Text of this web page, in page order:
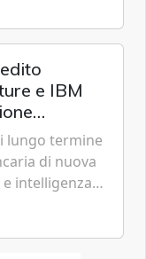
e IBM
lungo termine
di nuova
intelligenza